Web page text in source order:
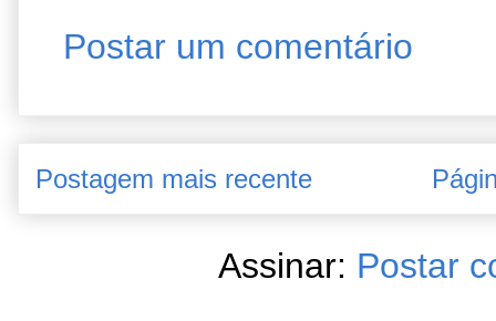
Postar um comentário
Postagem mais recente
Assinar: Postar